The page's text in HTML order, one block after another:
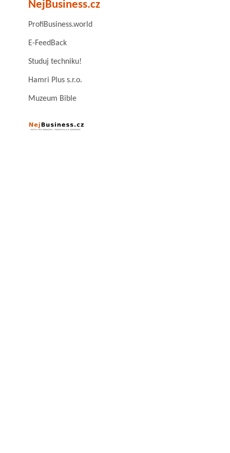
NejBusiness.cz
ProfiBusiness.world
E-FeedBack
Studuj techniku!
Hamri Plus s.r.o.
Muzeum Bible